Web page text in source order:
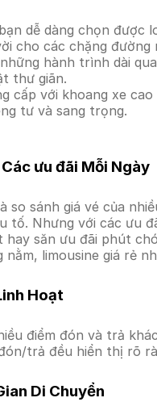
dễ dàng chọn được
cho các chặng
hành trình dài
thư giãn.
cấp với khoang xe
tư và sang trọng.
ưu đãi Mỗi Ngày
so sánh giá vé của
tố. Nhưng với các ưu
săn ưu đãi phút
nằm, limousine giá rẻ
Hoạt
điểm đón và trả
trả đều hiển thị rõ
Di Chuyển